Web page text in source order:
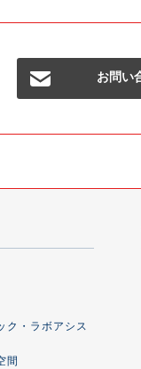
お問い
ク・ラボアシス
間